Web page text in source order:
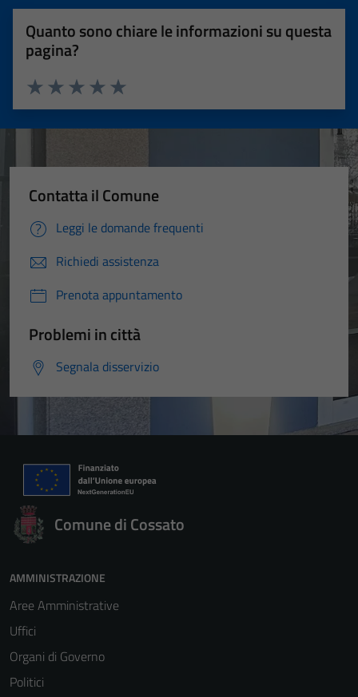
Quanto sono chiare le informazioni su questa
pagina?
Valuta 5 stelle su 5
Valuta 4 stelle su 5
Valuta 3 stelle su 5
Valuta 2 stelle su 5
Valuta 1 stelle su 5
Contatta il Comune
Leggi le domande frequenti
Richiedi assistenza
Prenota appuntamento
Problemi in città
Segnala disservizio
Comune di Cossato
AMMINISTRAZIONE
Aree Amministrative
Uffici
Organi di Governo
Politici